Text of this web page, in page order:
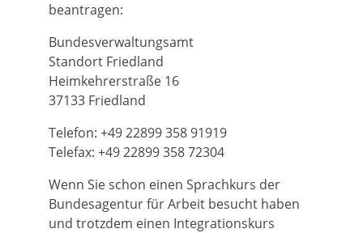
beantragen:
Bundesverwaltungsamt
Standort Friedland
Heimkehrerstraße 16
37133 Friedland
Telefon: +49 22899 358 91919
Telefax: +49 22899 358 72304
Wenn Sie schon einen Sprachkurs der
Bundesagentur für Arbeit besucht haben
und trotzdem einen Integrationskurs